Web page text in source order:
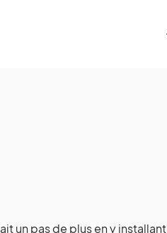
un pas de plus en y installant